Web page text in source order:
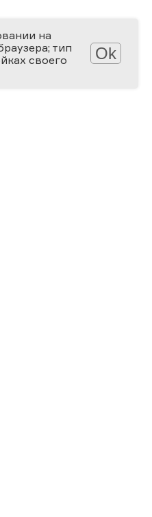
на
тип
своего
Ok